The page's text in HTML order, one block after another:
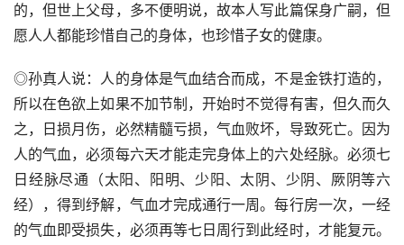
的，但世上父母，多不便明说，故本人写此篇保身广嗣，但
愿人人都能珍惜自己的身体，也珍惜子女的健康。
◎孙真人说：人的身体是气血结合而成，不是金铁打造的，
所以在色欲上如果不加节制，开始时不觉得有害，但久而久
之，日损月伤，必然精髓亏损，气血败坏，导致死亡。因为
人的气血，必须每六天才能走完身体上的六处经脉。必须七
日经脉尽通（太阳、阳明、少阳、太阴、少阴、厥阴等六
经），得到纾解，气血才完成通行一周。每行房一次，一经
的气血即受损失，必须再等七日周行到此经时，才能复元。